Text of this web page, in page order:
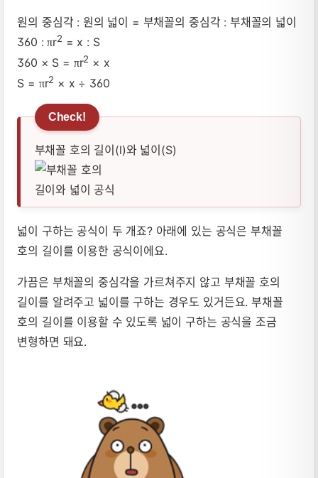
원의 중심각 : 원의 넓이 = 부채꼴의 중심각 : 부채꼴의 넓이
360 :πr2 = x : S
360 × S = πr2 × x
S = πr2 × x ÷ 360
부채꼴 호의 길이(l)와 넓이(S)
넓이 구하는 공식이 두 개죠? 아래에 있는 공식은 부채꼴
호의 길이를 이용한 공식이에요.
가끔은 부채꼴의 중심각을 가르쳐주지 않고 부채꼴 호의
길이를 알려주고 넓이를 구하는 경우도 있거든요. 부채꼴
호의 길이를 이용할 수 있도록 넓이 구하는 공식을 조금
변형하면 돼요.